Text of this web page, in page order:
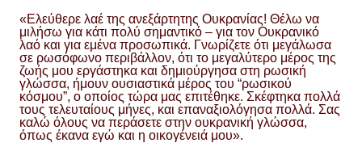
«Ελεύθερε λαέ της ανεξάρτητης Ουκρανίας! Θέλω να
μιλήσω για κάτι πολύ σημαντικό – για τον Ουκρανικό
λαό και για εμένα προσωπικά. Γνωρίζετε ότι μεγάλωσα
σε ρωσόφωνο περιβάλλον, ότι το μεγαλύτερο μέρος της
ζωής μου εργάστηκα και δημιούργησα στη ρωσική
γλώσσα, ήμουν ουσιαστικά μέρος του “ρωσικού
κόσμου”, ο οποίος τώρα μας επιτέθηκε. Σκέφτηκα πολλά
τους τελευταίους μήνες, και επαναξιολόγησα πολλά. Σας
καλώ όλους να περάσετε στην ουκρανική γλώσσα,
όπως έκανα εγώ και η οικογένειά μου».